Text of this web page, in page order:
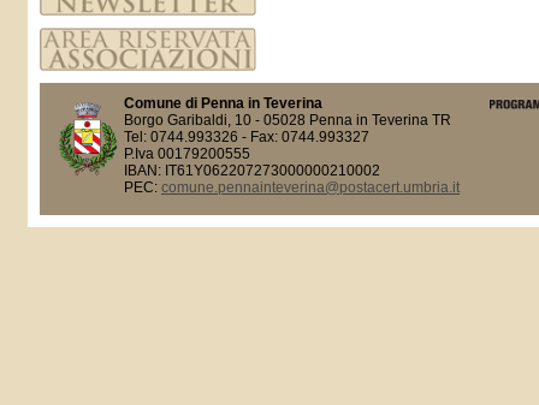
Comune di Penna in Teverina
Borgo Garibaldi, 10 - 05028 Penna in Teverina TR
Tel: 0744.993326 - Fax: 0744.993327
P.Iva 00179200555
IBAN: IT61Y062207273000000210002
PEC: comune.pennainteverina@postacert.umbria.it